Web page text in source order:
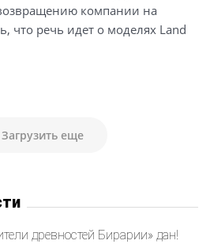
компании на
что речь идет о моделях Land
Загрузить еще
древностей Бирарии» дан!